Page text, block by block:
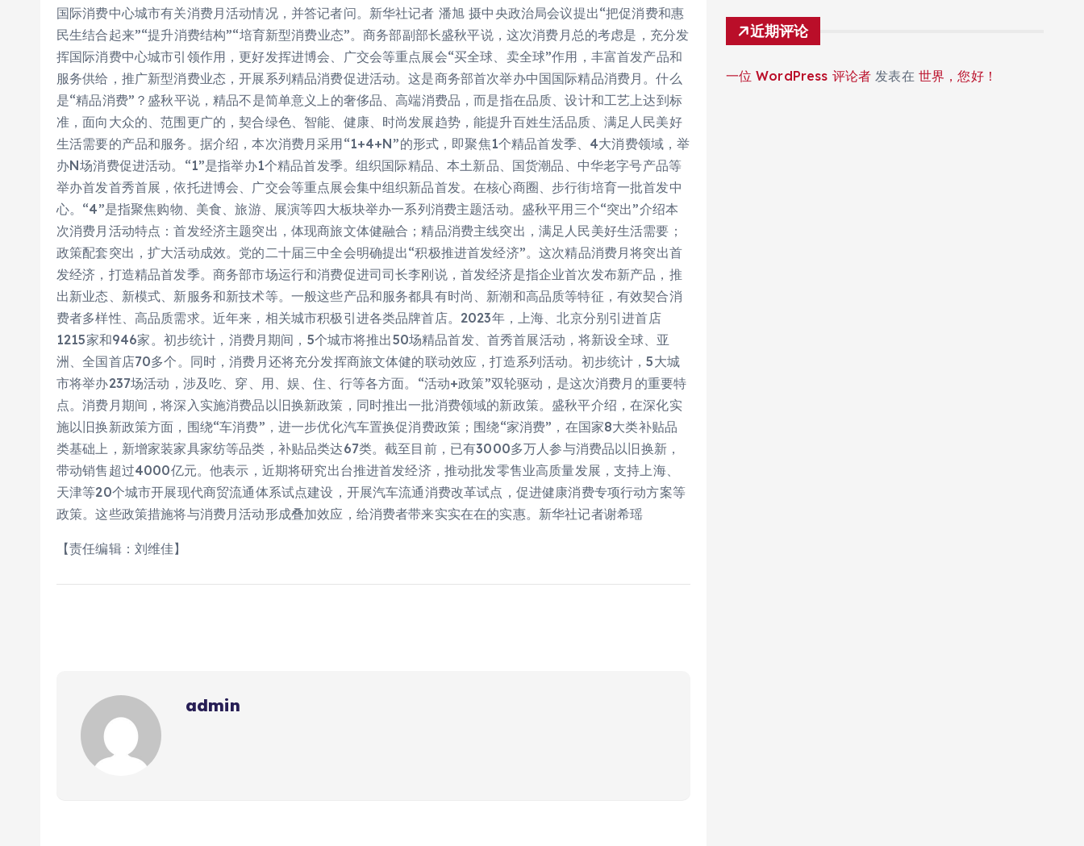
国际消费中心城市有关消费月活动情况，并答记者问。新华社记者 潘旭 摄中央政治局会议提出“把促消费和惠
民生结合起来”“提升消费结构”“培育新型消费业态”。商务部副部长盛秋平说，这次消费月总的考虑是，充分发
挥国际消费中心城市引领作用，更好发挥进博会、广交会等重点展会“买全球、卖全球”作用，丰富首发产品和
服务供给，推广新型消费业态，开展系列精品消费促进活动。这是商务部首次举办中国国际精品消费月。什么
是“精品消费”？盛秋平说，精品不是简单意义上的奢侈品、高端消费品，而是指在品质、设计和工艺上达到标
准，面向大众的、范围更广的，契合绿色、智能、健康、时尚发展趋势，能提升百姓生活品质、满足人民美好
生活需要的产品和服务。据介绍，本次消费月采用“1+4+N”的形式，即聚焦1个精品首发季、4大消费领域，举
办N场消费促进活动。“1”是指举办1个精品首发季。组织国际精品、本土新品、国货潮品、中华老字号产品等
举办首发首秀首展，依托进博会、广交会等重点展会集中组织新品首发。在核心商圈、步行街培育一批首发中
心。“4”是指聚焦购物、美食、旅游、展演等四大板块举办一系列消费主题活动。盛秋平用三个“突出”介绍本
次消费月活动特点：首发经济主题突出，体现商旅文体健融合；精品消费主线突出，满足人民美好生活需要；
政策配套突出，扩大活动成效。党的二十届三中全会明确提出“积极推进首发经济”。这次精品消费月将突出首
发经济，打造精品首发季。商务部市场运行和消费促进司司长李刚说，首发经济是指企业首次发布新产品，推
出新业态、新模式、新服务和新技术等。一般这些产品和服务都具有时尚、新潮和高品质等特征，有效契合消
费者多样性、高品质需求。近年来，相关城市积极引进各类品牌首店。2023年，上海、北京分别引进首店
1215家和946家。初步统计，消费月期间，5个城市将推出50场精品首发、首秀首展活动，将新设全球、亚
洲、全国首店70多个。同时，消费月还将充分发挥商旅文体健的联动效应，打造系列活动。初步统计，5大城
市将举办237场活动，涉及吃、穿、用、娱、住、行等各方面。“活动+政策”双轮驱动，是这次消费月的重要特
点。消费月期间，将深入实施消费品以旧换新政策，同时推出一批消费领域的新政策。盛秋平介绍，在深化实
施以旧换新政策方面，围绕“车消费”，进一步优化汽车置换促消费政策；围绕“家消费”，在国家8大类补贴品
类基础上，新增家装家具家纺等品类，补贴品类达67类。截至目前，已有3000多万人参与消费品以旧换新，
带动销售超过4000亿元。他表示，近期将研究出台推进首发经济，推动批发零售业高质量发展，支持上海、
天津等20个城市开展现代商贸流通体系试点建设，开展汽车流通消费改革试点，促进健康消费专项行动方案等
政策。这些政策措施将与消费月活动形成叠加效应，给消费者带来实实在在的实惠。新华社记者谢希瑶
【责任编辑：刘维佳】
admin
近期评论
一位 WordPress 评论者 发表在 世界，您好！